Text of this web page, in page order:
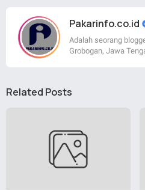
Pakarinfo.co.id
Adalah seorang
Grobogan, Jawa
Related Posts